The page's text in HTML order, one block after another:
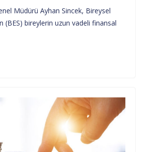
Müdürü Ayhan Sincek, Bireysel
(BES) bireylerin uzun vadeli finansal